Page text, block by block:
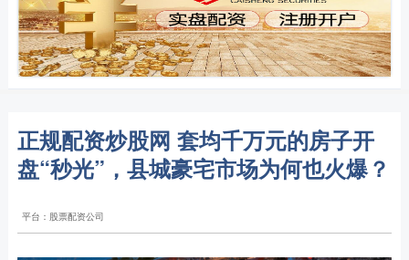
正规配资炒股网 套均千万元的房子开
盘“秒光”，县城豪宅市场为何也火爆？
平台：股票配资公司